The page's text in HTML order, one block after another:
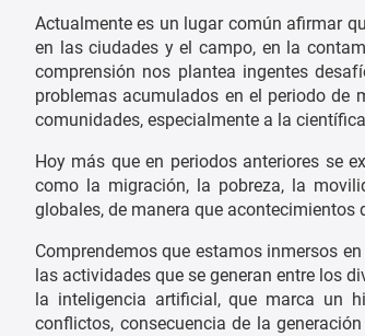
Actualmente es un lugar común afirmar
en las ciudades y el campo, en la
comprensión nos plantea ingentes
problemas acumulados en el periodo de
comunidades, especialmente a la
Hoy más que en periodos anteriores se
como la migración, la pobreza, la
globales, de manera que
Comprendemos que estamos inmersos
las actividades que se generan entre los
la inteligencia artificial, que marca un
conflictos, consecuencia de la